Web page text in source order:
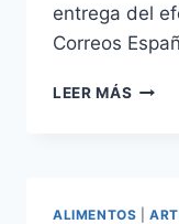
entrega del
Correos
LEER MÁS
ALIMENTOS |